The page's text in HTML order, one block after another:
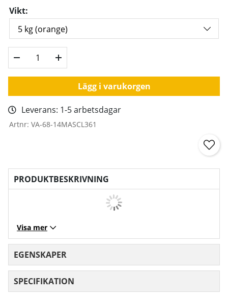
Vikt:
Lägg i varukorgen
Leverans: 1-5 arbetsdagar
Artnr: VA-68-14MASCL361
PRODUKTBESKRIVNING
Visa mer
EGENSKAPER
SPECIFIKATION